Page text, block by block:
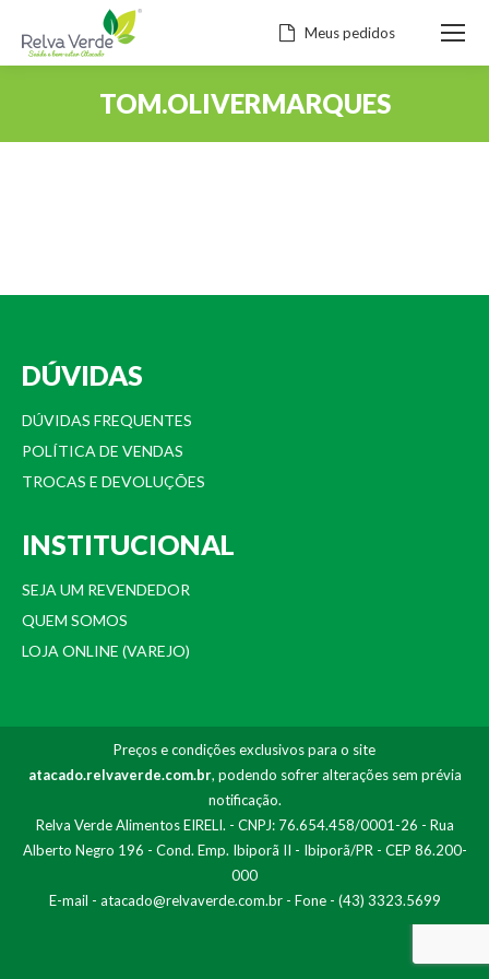
Meus pedidos
TOM.OLIVERMARQUES
DÚVIDAS
DÚVIDAS FREQUENTES
POLÍTICA DE VENDAS
TROCAS E DEVOLUÇÕES
INSTITUCIONAL
SEJA UM REVENDEDOR
QUEM SOMOS
LOJA ONLINE (VAREJO)
Preços e condições exclusivos para o site
atacado.relvaverde.com.br, podendo sofrer alterações sem prévia
notificação.
Relva Verde Alimentos EIRELI. - CNPJ: 76.654.458/0001-26 - Rua
Alberto Negro 196 - Cond. Emp. Ibiporã II - Ibiporã/PR - CEP 86.200-
000
E-mail - atacado@relvaverde.com.br- Fone - (43) 3323.5699